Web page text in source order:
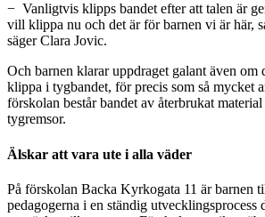
− Vanligtvis klipps bandet efter att talen är
vill klippa nu och det är för barnen vi är här,
säger Clara Jovic.
Och barnen klarar uppdraget galant även om
klippa i tygbandet, för precis som så mycket
förskolan består bandet av återbrukat
tygremsor.
Älskar att vara ute i alla väder
På förskolan Backa Kyrkogata 11 är barnen
pedagogerna i en ständig utvecklingsprocess